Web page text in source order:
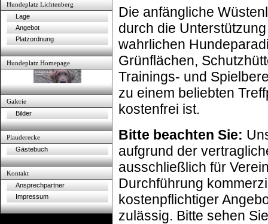
Hundeplatz Lichtenberg
Lage
Angebot
Platzordnung
Hundeplatz Homepage
Galerie
Bilder
Plauderecke
Gästebuch
Kontakt
Ansprechpartner
Impressum
Die anfängliche
durch die
wahrlichen
Grünflächen,
Trainings- und
zu einem beliebten
kostenfrei ist.
Bitte beachten Sie:
aufgrund der
ausschließlich für
Durchführung
kostenpflichtiger
zulässig. Bitte sehen